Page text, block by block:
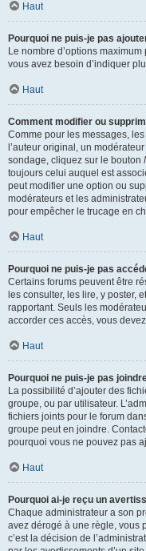
Haut
Pourquoi ne puis-je pas
Le nombre d’options
vous avez besoin d’indiquer
Haut
Comment modifier ou
Comme pour les messages,
l’auteur original, un
sondage, cliquez sur le bouton
toujours celui auquel est
peut modifier une option ou
modérateurs et les
pour empêcher le trucage en
Haut
Pourquoi ne puis-je pas
Certains forums peuvent être
les consulter, les lire, y poster,
rapportant. Seuls les
accorder ces accès, vous
Haut
Pourquoi ne puis-je pas
La possibilité d’ajouter des
groupe, ou par utilisateur.
fichiers joints pour le forum
groupe peut en joindre.
pourquoi vous ne pouvez pas
Haut
Pourquoi ai-je reçu un
Chaque administrateur a son
avez dérogé à une règle, vous
c’est la décision de